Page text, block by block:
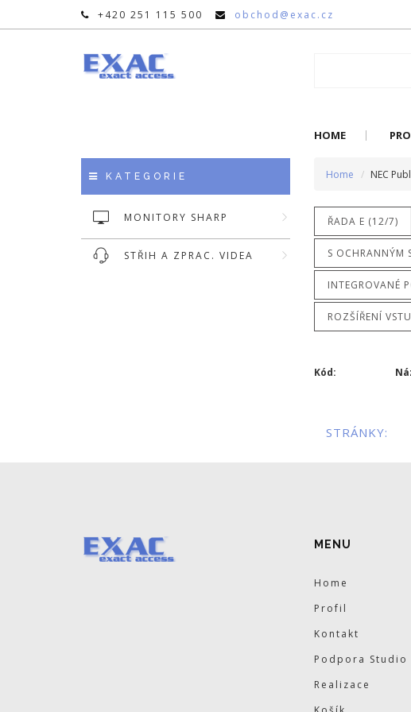
+420 251 115 500 obchod@exac.cz
HOME
KATEGORIE
MONITORY SHARP
STŘIH A ZPRAC. VIDEA
Home NEC
ŘADA E (12/7)
S OCHRANNÝM
INTEGROVANÉ
ROZŠÍŘENÍ
Kód:
STRÁNKY:
MENU
Home
Profil
Kontakt
Podpora Studio
Realizace